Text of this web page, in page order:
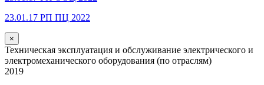
23.01.17 РП ПЦ 2022
×
Техническая эксплуатация и обслуживание электрического и
электромеханического оборудования (по отраслям)
2019